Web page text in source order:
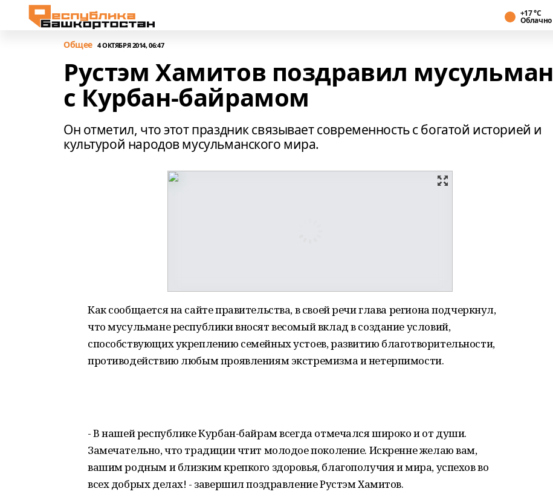
+17 °С
Облачно
Общее 4 ОКТЯБРЯ 2014, 06:47
Рустэм Хамитов поздравил мусульман
с Курбан-байрамом
Он отметил, что этот праздник связывает современность с богатой историей и
культурой народов мусульманского мира.
Как сообщается на сайте правительства, в своей речи глава региона подчеркнул,
что мусульмане республики вносят весомый вклад в создание условий,
способствующих укреплению семейных устоев, развитию благотворительности,
противодействию любым проявлениям экстремизма и нетерпимости.
- В нашей республике Курбан-байрам всегда отмечался широко и от души.
Замечательно, что традиции чтит молодое поколение. Искренне желаю вам,
вашим родным и близким крепкого здоровья, благополучия и мира, успехов во
всех добрых делах! - завершил поздравление Рустэм Хамитов.